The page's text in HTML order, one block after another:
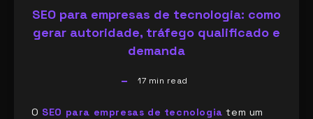
SEO para empresas de tecnologia: como
gerar autoridade, tráfego qualificado e
demanda
17 min read
O SEO para empresas de tecnologia tem um